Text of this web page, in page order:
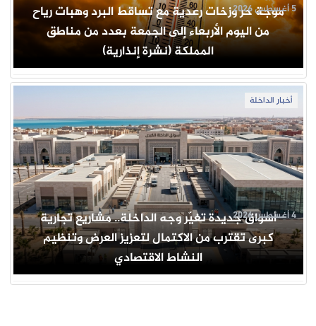
موجة حر وزخات رعدية مع تساقط البرد وهبات رياح
من اليوم الأربعاء إلى الجمعة بعدد من مناطق
المملكة (نشرة إنذارية)
5 أغسطس 2026
أخبار الداخلة
أسواق جديدة تغيّر وجه الداخلة.. مشاريع تجارية
كبرى تقترب من الاكتمال لتعزيز العرض وتنظيم
النشاط الاقتصادي
4 أغسطس 2026